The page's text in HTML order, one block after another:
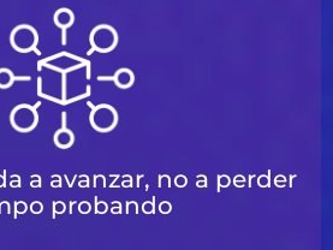
a avanzar, no a perder
probando